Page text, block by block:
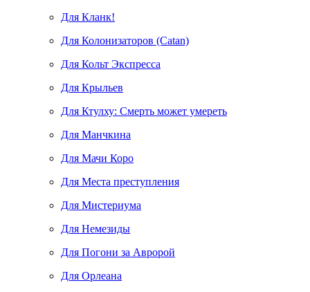
Для Кланк!
Для Колонизаторов (Catan)
Для Кольт Экспресса
Для Крыльев
Для Ктулху: Смерть может умереть
Для Манчкина
Для Мачи Коро
Для Места преступления
Для Мистериума
Для Немезиды
Для Погони за Авророй
Для Орлеана